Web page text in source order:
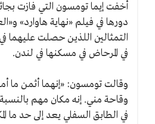
أخفت إيما تومسون التي فازت
دورها في فيلم «نهاية هاوارد»
التمثالين اللذين حصلت عليهما
في المرحاض في مسكنها في لندن.
وقالت تومسون: «إنهما أثمن ما
وقاحة مني. إنه مكان مهم بالنسبة
في الطابق السفلي يعد إلى حد ما